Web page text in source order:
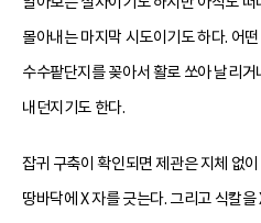
몰아내는 마지막 시도이기도 하다. 어
수수팥단지를 꽂아서 활로 쏘아 날리
내던지기도 한다.
잡귀 구축이 확인되면 제관은 지체 없
땅바닥에 X 자를 긋는다. 그리고 식칼